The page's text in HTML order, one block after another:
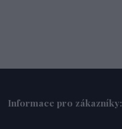
Informace pro zákazníky: